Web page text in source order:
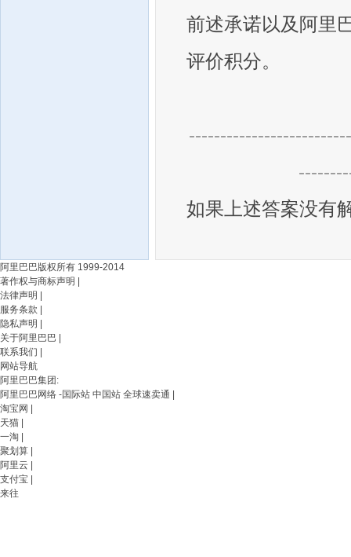
前述承诺以及阿里
评价积分。
如果上述答案没有
阿里巴巴版权所有 1999-2014
著作权与商标声明
法律声明
服务条款
隐私声明
关于阿里巴巴
联系我们
网站导航
阿里巴巴集团 :
阿里巴巴网络 -国际站 中国站 全球速卖通
淘宝网
天猫
一淘
聚划算
阿里云
支付宝
来往